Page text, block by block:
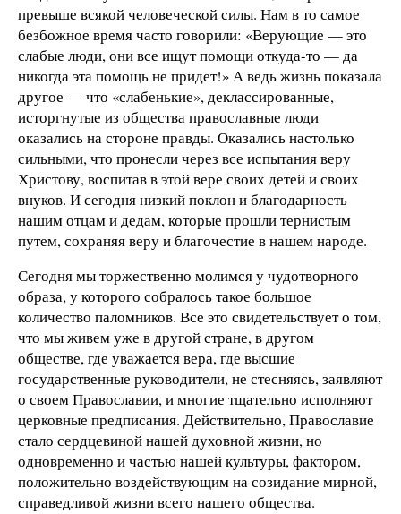
превыше всякой человеческой силы. Нам в то самое
безбожное время часто говорили: «Верующие — это
слабые люди, они все ищут помощи откуда-то — да
никогда эта помощь не придет!» А ведь жизнь показала
другое — что «слабенькие», деклассированные,
исторгнутые из общества православные люди
оказались на стороне правды. Оказались настолько
сильными, что пронесли через все испытания веру
Христову, воспитав в этой вере своих детей и своих
внуков. И сегодня низкий поклон и благодарность
нашим отцам и дедам, которые прошли тернистым
путем, сохраняя веру и благочестие в нашем народе.
Сегодня мы торжественно молимся у чудотворного
образа, у которого собралось такое большое
количество паломников. Все это свидетельствует о том,
что мы живем уже в другой стране, в другом
обществе, где уважается вера, где высшие
государственные руководители, не стесняясь, заявляют
о своем Православии, и многие тщательно исполняют
церковные предписания. Действительно, Православие
стало сердцевиной нашей духовной жизни, но
одновременно и частью нашей культуры, фактором,
положительно воздействующим на созидание мирной,
справедливой жизни всего нашего общества.